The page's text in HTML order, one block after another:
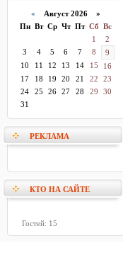
« Август 2026 »
Пн Вт Ср Чт Пт Сб Вс
1
2
3
4 5 6 7 8
9
10
11 12 13 14 15
16
17
18 19 20 21 22
23
24
25 26 27 28 29
30
31
РЕКЛАМА
КТО НА САЙТЕ
Гостей: 15